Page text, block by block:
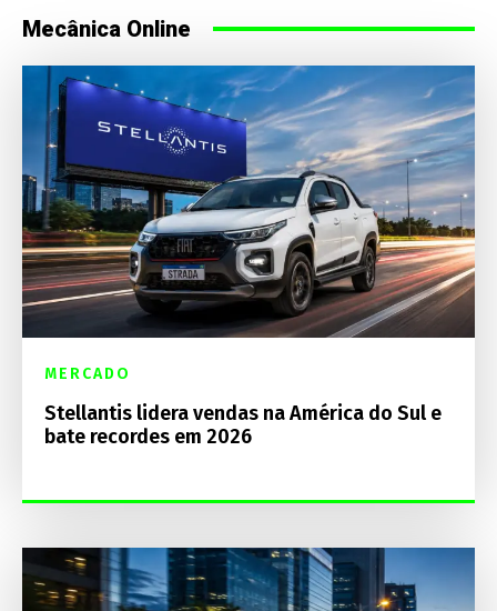
Mecânica Online
MERCADO
Stellantis lidera vendas na América do Sul e
bate recordes em 2026